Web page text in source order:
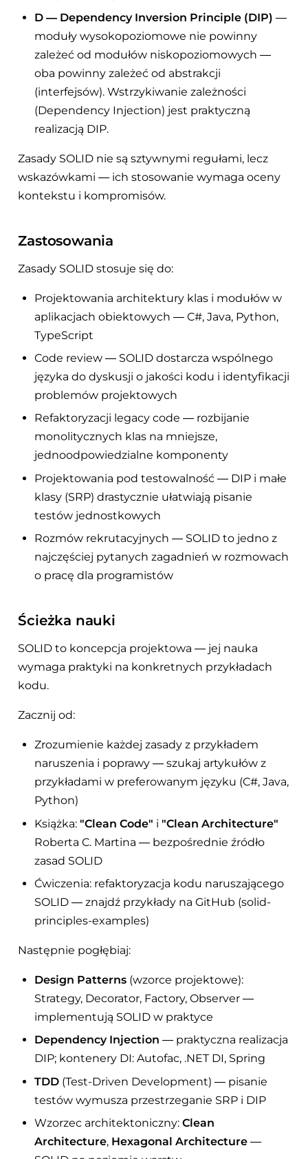
D — Dependency Inversion Principle (DIP) —
moduły wysokopoziomowe nie powinny
zależeć od modułów niskopoziomowych —
oba powinny zależeć od abstrakcji
(interfejsów). Wstrzykiwanie zależności
(Dependency Injection) jest praktyczną
realizacją DIP.
Zasady SOLID nie są sztywnymi regułami, lecz
wskazówkami — ich stosowanie wymaga oceny
kontekstu i kompromisów.
Zastosowania
Zasady SOLID stosuje się do:
Projektowania architektury klas i modułów w
aplikacjach obiektowych — C#, Java, Python,
TypeScript
Code review — SOLID dostarcza wspólnego
języka do dyskusji o jakości kodu i identyfikacji
problemów projektowych
Refaktoryzacji legacy code — rozbijanie
monolitycznych klas na mniejsze,
jednoodpowiedzialne komponenty
Projektowania pod testowalność — DIP i małe
klasy (SRP) drastycznie ułatwiają pisanie
testów jednostkowych
Rozmów rekrutacyjnych — SOLID to jedno z
najczęściej pytanych zagadnień w rozmowach
o pracę dla programistów
Ścieżka nauki
SOLID to koncepcja projektowa — jej nauka
wymaga praktyki na konkretnych przykładach
kodu.
Zacznij od:
Zrozumienie każdej zasady z przykładem
naruszenia i poprawy — szukaj artykułów z
przykładami w preferowanym języku (C#, Java,
Python)
Książka: "Clean Code" i "Clean Architecture"
Roberta C. Martina — bezpośrednie źródło
zasad SOLID
Ćwiczenia: refaktoryzacja kodu naruszającego
SOLID — znajdź przykłady na GitHub (solid-
principles-examples)
Następnie pogłębiaj:
Design Patterns (wzorce projektowe):
Strategy, Decorator, Factory, Observer —
implementują SOLID w praktyce
Dependency Injection — praktyczna realizacja
DIP; kontenery DI: Autofac, .NET DI, Spring
TDD (Test-Driven Development) — pisanie
testów wymusza przestrzeganie SRP i DIP
Wzorzec architektoniczny:Clean
Architecture, Hexagonal Architecture —